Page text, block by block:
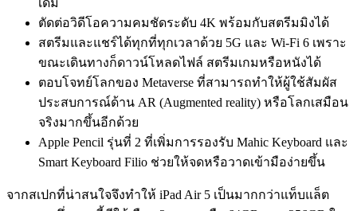
เดิม
ตัดต่อวิดีโอความคมชัดระดับ 4K พร้อมกับสตรีมมิงได้
สตรีมและแชร์ได้ทุกที่ทุกเวลาด้วย 5G และ Wi-Fi 6 เพราะ
ขณะเดินทางก็ดาวน์โหลดไฟล์ สตรีมเกมหรือหนังได้
ตอบโจทย์โลกของ Metaverse ที่สามารถทำให้ผู้ใช้สัมผัส
ประสบการณ์ด้าน AR (Augmented reality) หรือโลกเสมือน
จริงมากขึ้นอีกด้วย
Apple Pencil รุ่นที่ 2 ที่เพิ่มการรองรับ Mahic Keyboard และ
Smart Keyboard Filio ช่วยให้จดหรือวาดเข้ามือง่ายขึ้น
จากสเปกที่น่าสนใจจึงทำให้ iPad Air 5 เป็นมากกว่าแท็บแล็ต